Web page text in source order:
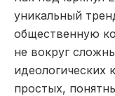
уникальный
общественную
не вокруг
идеологических
простых,